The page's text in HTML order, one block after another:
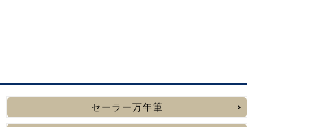
セーラー万年筆